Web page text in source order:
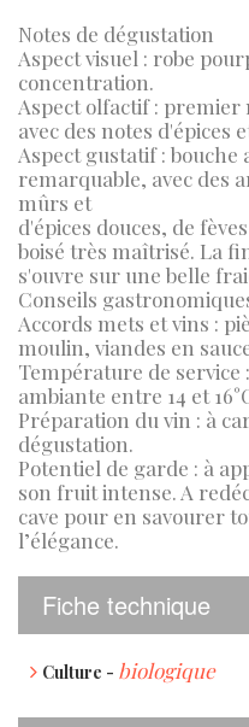
Notes de dégustation
Aspect visuel : robe
concentration.
Aspect olfactif :
avec des notes d'épices
Aspect gustatif : bouche
remarquable, avec des
mûrs et
d'épices douces, de
boisé très maîtrisé. La
s'ouvre sur une belle
Conseils
Accords mets et vins :
moulin, viandes en
Température de
ambiante entre 14 et
Préparation du vin : à
dégustation.
Potentiel de garde : à
son fruit intense. A
cave pour en savourer
l’élégance.
Fiche technique
Culture - biologique